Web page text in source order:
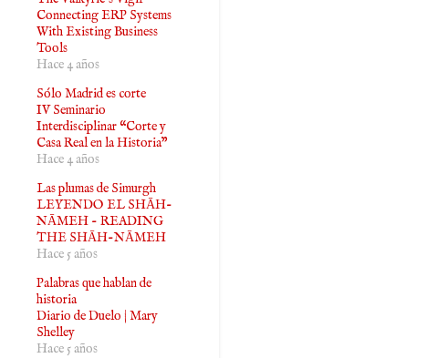
Connecting ERP Systems
With Existing Business
Tools
Hace 4 años
Sólo Madrid es corte
IV Seminario
Interdisciplinar “Corte y
Casa Real en la Historia”
Hace 4 años
Las plumas de Simurgh
LEYENDO EL SHĀH-
NĀMEH - READING
THE SHĀH-NĀMEH
Hace 5 años
Palabras que hablan de
historia
Diario de Duelo | Mary
Shelley
Hace 5 años